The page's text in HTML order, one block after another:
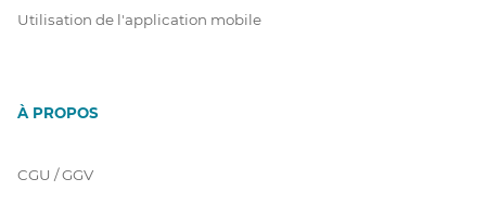
Utilisation de l'application mobile
À PROPOS
CGU / GGV